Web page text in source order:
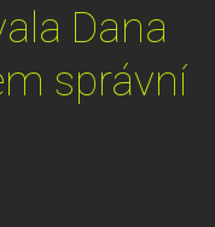
Dana
správní